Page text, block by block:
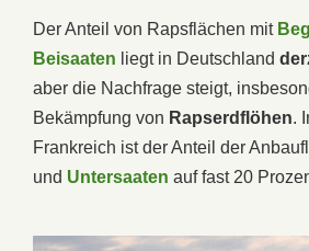
Der Anteil von Rapsflächen mit
Beisaaten liegt in Deutschland
aber die Nachfrage steigt,
Bekämpfung von Rapserdflöhen.
Frankreich ist der Anteil der
und Untersaaten auf fast 20